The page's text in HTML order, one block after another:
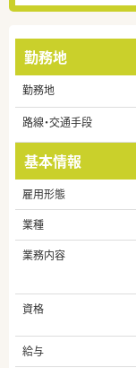
勤務地
勤務地
路線・交通手段
基本情報
雇用形態
業種
業務内容
資格
給与